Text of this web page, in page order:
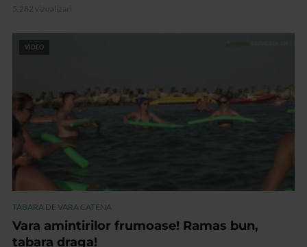
5.282 vizualizari
VIDEO
TABARA DE VARA CATENA
Vara amintirilor frumoase! Ramas bun,
tabara draga!